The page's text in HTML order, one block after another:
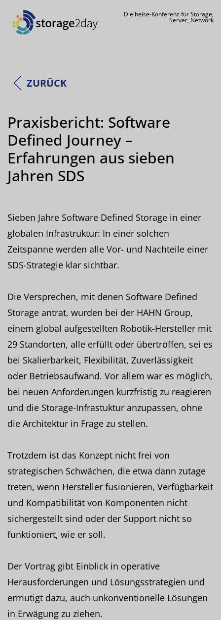
Die heise-Konferenz für Storage,
Server, Network
ZURÜCK
Praxisbericht: Software
Defined Journey –
Erfahrungen aus sieben
Jahren SDS
Sieben Jahre Software Defined Storage in einer
globalen Infrastruktur: In einer solchen
Zeitspanne werden alle Vor- und Nachteile einer
SDS-Strategie klar sichtbar.
Die Versprechen, mit denen Software Defined
Storage antrat, wurden bei der HAHN Group,
einem global aufgestellten Robotik-Hersteller mit
29 Standorten, alle erfüllt oder übertroffen, sei es
bei Skalierbarkeit, Flexibilität, Zuverlässigkeit
oder Betriebsaufwand. Vor allem war es möglich,
bei neuen Anforderungen kurzfristig zu reagieren
und die Storage-Infrastuktur anzupassen, ohne
die Architektur in Frage zu stellen.
Trotzdem ist das Konzept nicht frei von
strategischen Schwächen, die etwa dann zutage
treten, wenn Hersteller fusionieren, Verfügbarkeit
und Kompatibilität von Komponenten nicht
sichergestellt sind oder der Support nicht so
funktioniert, wie er soll.
Der Vortrag gibt Einblick in operative
Herausforderungen und Lösungsstrategien und
ermutigt dazu, auch unkonventionelle Lösungen
in Erwägung zu ziehen.